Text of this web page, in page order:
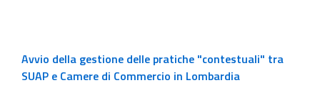
Avvio della gestione delle pratiche "contestuali" tra
SUAP e Camere di Commercio in Lombardia